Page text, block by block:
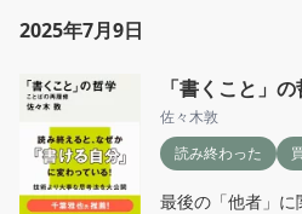
読めるかも。
2025年7月9日
「書くこと」
佐々木敦
読み終わった
最後の「他者」に